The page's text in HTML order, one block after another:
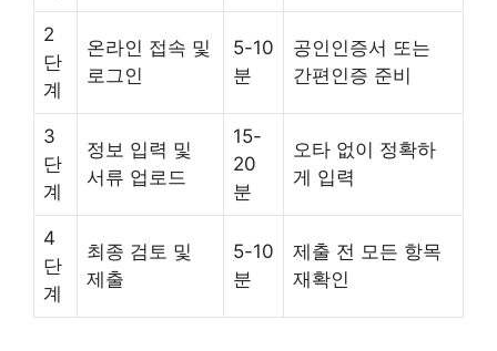
2
단
계
온라인 접속 및
로그인
5-10
분
공인인증서 또는
간편인증 준비
3
단
계
정보 입력 및
서류 업로드
15-
20
분
오타 없이 정확하
게 입력
4
단
계
최종 검토 및
제출
5-10
분
제출 전 모든 항목
재확인